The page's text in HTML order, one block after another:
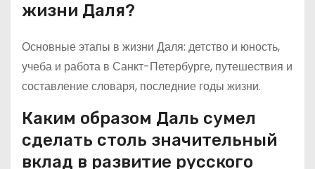
жизни Даля?
Основные этапы в жизни Даля: детство и юность,
учеба и работа в Санкт-Петербурге, путешествия и
составление словаря, последние годы жизни.
Каким образом Даль сумел
сделать столь значительный
вклад в развитие русского